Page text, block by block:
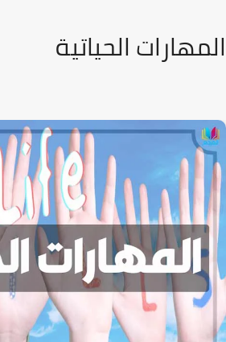
المهارات الحياتية